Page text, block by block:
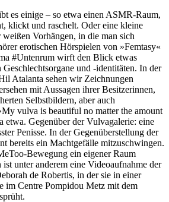
es einige – so etwa einen ASMR-Raum,
klickt und raschelt. Oder eine kleine
Vorhängen, in die man sich
erotischen Hörspielen von »Femtasy«
#Untenrum wirft den Blick etwas
Geschlechtsorgane und -identitäten. In der
Atalanta sehen wir Zeichnungen
mit Aussagen ihrer Besitzerinnen,
Selbstbildern, aber auch
vulva is beautiful no matter the amount
etwa. Gegenüber der Vulvagalerie: eine
Penisse. In der Gegenüberstellung der
bereits ein Machtgefälle mitzuschwingen.
Bewegung ein eigener Raum
unter anderem eine Videoaufnahme der
de Robertis, in der sie in einer
im Centre Pompidou Metz mit dem